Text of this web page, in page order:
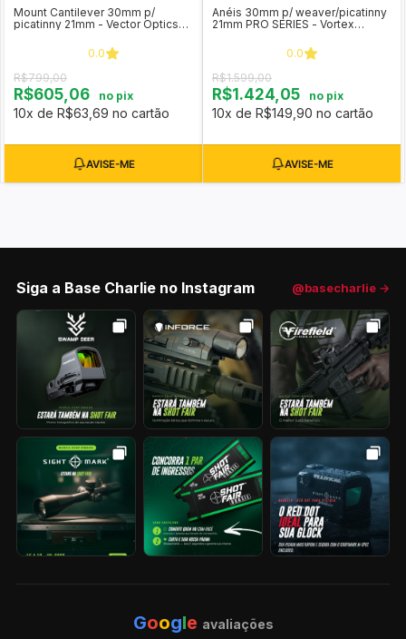
Mount Cantilever 30mm p/
picatinny 21mm - Vector Optics
0.0
R$799,00
R$605,06 no pix
10x de R$63,69 no cartão
Anéis 30mm p/ weaver/picatinny
21mm PRO SERIES - Vortex
0.0
R$1.599,00
R$1.424,05 no pix
10x de R$149,90 no cartão
Siga a Base Charlie no Instagram @basecharlie →
Google avaliações